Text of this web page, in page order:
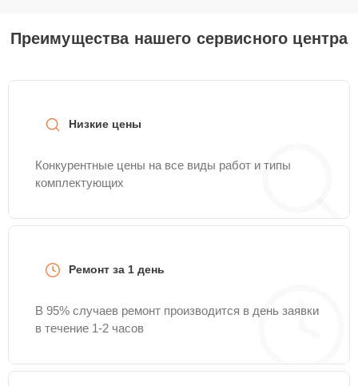
Преимущества нашего сервисного центра
Низкие цены
Конкурентные цены на все виды работ и типы
комплектующих
Ремонт за 1 день
В 95% случаев ремонт производится в день заявки
в течение 1-2 часов